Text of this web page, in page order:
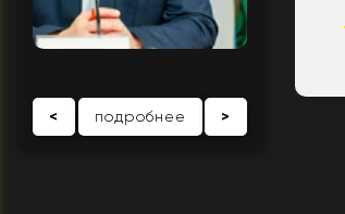
< подробнее >